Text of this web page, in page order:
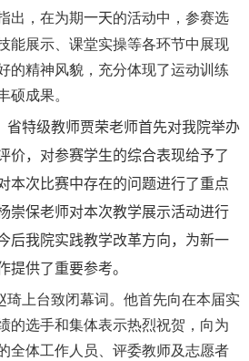
出，在为期一天的活动中，参赛选
能展示、课堂实操等各环节中展现
的精神风貌，充分体现了运动训练
硕成果。
省特级教师贾荣老师首先对我院举办
价，对参赛学生的综合表现给予了
本次比赛中存在的问题进行了重点
崇保老师对本次教学展示活动进行
后我院实践教学改革方向，为新一
提供了重要参考。
琦上台致闭幕词。他首先向在本届实
的选手和集体表示热烈祝贺，向为
全体工作人员、评委教师及志愿者